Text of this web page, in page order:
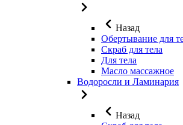
Назад
Обертывание для
Скраб для тела
Для тела
Масло массажное
Водоросли и Ламинария
Назад